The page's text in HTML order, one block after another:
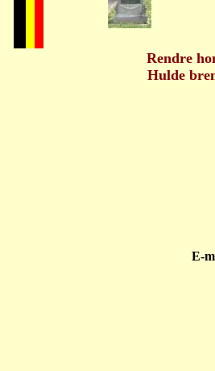
Rendre
Hulde
E-